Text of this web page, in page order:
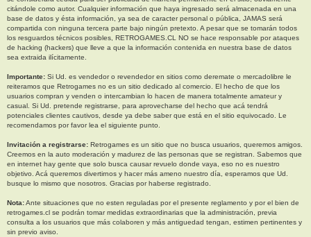
citándole como autor. Cualquier información que haya ingresado será almacenada en una
base de datos y ésta información, ya sea de caracter personal o pública, JAMAS será
compartida con ninguna tercera parte bajo ningún pretexto. A pesar que se tomarán todos
los resguardos técnicos posibles, RETROGAMES.CL NO se hace responsable por ataques
de hacking (hackers) que lleve a que la información contenida en nuestra base de datos
sea extraida ilícitamente.
Importante: Si Ud. es vendedor o revendedor en sitios como deremate o mercadolibre le
reiteramos que Retrogames no es un sitio dedicado al comercio. El hecho de que los
usuarios compran y venden o intercambian lo hacen de manera totalmente amateur y
casual. Si Ud. pretende registrarse, para aprovecharse del hecho que acá tendrá
potenciales clientes cautivos, desde ya debe saber que está en el sitio equivocado. Le
recomendamos por favor lea el siguiente punto.
Invitación a registrarse: Retrogames es un sitio que no busca usuarios, queremos amigos.
Creemos en la auto moderación y madurez de las personas que se registran. Sabemos que
en internet hay gente que solo busca causar revuelo donde vaya, eso no es nuestro
objetivo. Acá queremos divertirnos y hacer más ameno nuestro día, esperamos que Ud.
busque lo mismo que nosotros. Gracias por haberse registrado.
Nota:Ante situaciones que no esten reguladas por el presente reglamento y por el bien de
retrogames.cl se podrán tomar medidas extraordinarias que la administración, previa
consulta a los usuarios que más colaboren y más antiguedad tengan, estimen pertinentes y
sin previo aviso.